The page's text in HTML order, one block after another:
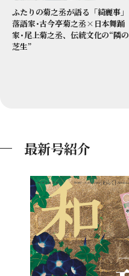
ふたりの菊之丞が語る「綺麗事」
落語家･古今亭菊之丞×日本舞踊
家･尾上菊之丞、伝統文化の“隣の
芝生”
最新号紹介